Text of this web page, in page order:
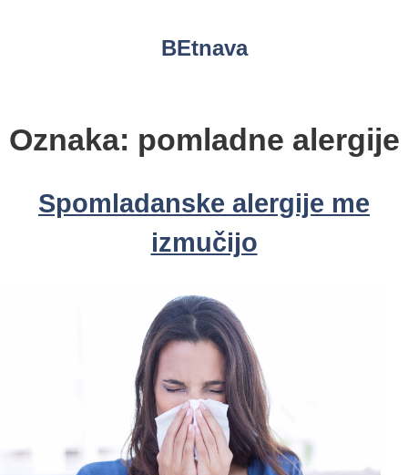
BEtnava
Oznaka: pomladne alergije
Spomladanske alergije me
izmučijo